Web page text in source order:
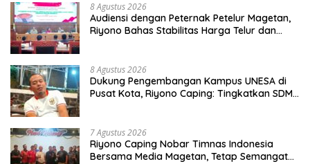
8 Agustus 2026
Audiensi dengan Peternak Petelur Magetan,
Riyono Bahas Stabilitas Harga Telur dan
8 Agustus 2026
Dukung Pengembangan Kampus UNESA di
Pusat Kota, Riyono Caping: Tingkatkan SDM
7 Agustus 2026
Riyono Caping Nobar Timnas Indonesia
Bersama Media Magetan, Tetap Semangat